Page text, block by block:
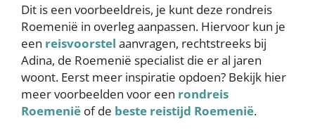
Dit is een voorbeeldreis, je kunt deze rondreis
Roemenië in overleg aanpassen. Hiervoor kun je
een reisvoorstel aanvragen, rechtstreeks bij
Adina, de Roemenië specialist die er al jaren
woont. Eerst meer inspiratie opdoen? Bekijk hier
meer voorbeelden voor een rondreis
Roemenië of de beste reistijd Roemenië.